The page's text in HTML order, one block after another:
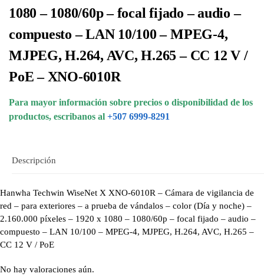
1080 – 1080/60p – focal fijado – audio –
compuesto – LAN 10/100 – MPEG-4,
MJPEG, H.264, AVC, H.265 – CC 12 V /
PoE – XNO-6010R
Para mayor información sobre precios o disponibilidad de los
productos, escribanos al +507 6999-8291
Descripción
Hanwha Techwin WiseNet X XNO-6010R – Cámara de vigilancia de
red – para exteriores – a prueba de vándalos – color (Día y noche) –
2.160.000 píxeles – 1920 x 1080 – 1080/60p – focal fijado – audio –
compuesto – LAN 10/100 – MPEG-4, MJPEG, H.264, AVC, H.265 –
CC 12 V / PoE
No hay valoraciones aún.